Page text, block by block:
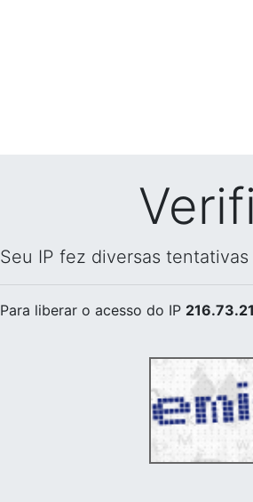
Seu IP fez diversas
Para liberar o acesso do IP